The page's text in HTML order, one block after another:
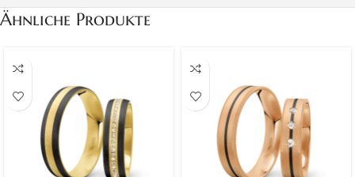
Ähnliche Produkte